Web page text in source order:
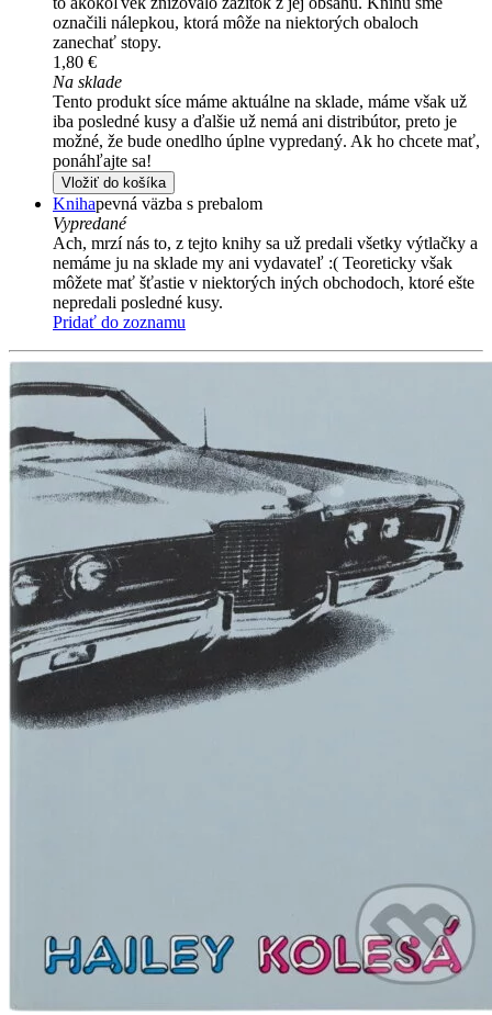
označili nálepkou, ktorá môže na niektorých obaloch
zanechať stopy.
1,80 €
Na sklade
Tento produkt síce máme aktuálne na sklade, máme však už
iba posledné kusy a ďalšie už nemá ani distribútor, preto je
možné, že bude onedlho úplne vypredaný. Ak ho chcete mať,
ponáhľajte sa!
Vložiť do košíka
Knihapevná väzba s prebalom
Vypredané
Ach, mrzí nás to, z tejto knihy sa už predali všetky výtlačky a
nemáme ju na sklade my ani vydavateľ :( Teoreticky však
môžete mať šťastie v niektorých iných obchodoch, ktoré ešte
nepredali posledné kusy.
Pridať do zoznamu